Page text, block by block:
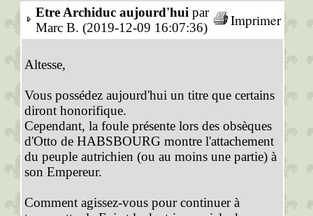
Etre Archiduc aujourd'hui par
Marc B. (2019-12-09 16:07:36)
Imprimer
Altesse,
Vous possédez aujourd'hui un titre que certains
diront honorifique.
Cependant, la foule présente lors des obsèques
d'Otto de HABSBOURG montre l'attachement
du peuple autrichien (ou au moins une partie) à
son Empereur.
Comment agissez-vous pour continuer à